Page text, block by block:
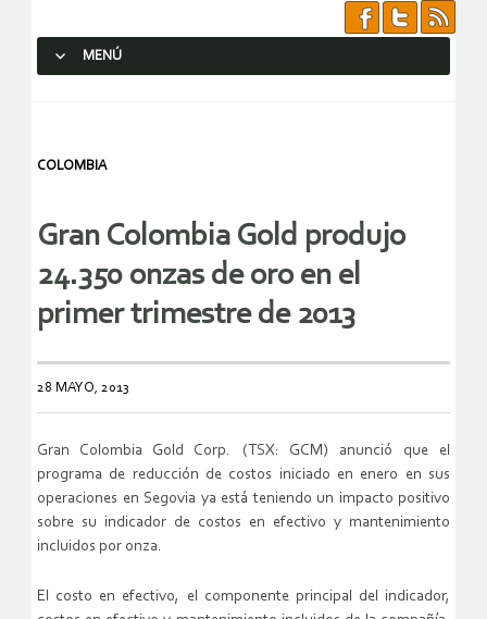
MENÚ
COLOMBIA
Gran Colombia Gold produjo
24.350 onzas de oro en el
primer trimestre de 2013
28 MAYO, 2013
Gran Colombia Gold Corp. (TSX: GCM) anunció que el
programa de reducción de costos iniciado en enero en sus
operaciones en Segovia ya está teniendo un impacto positivo
sobre su indicador de costos en efectivo y mantenimiento
incluidos por onza.
El costo en efectivo, el componente principal del indicador,